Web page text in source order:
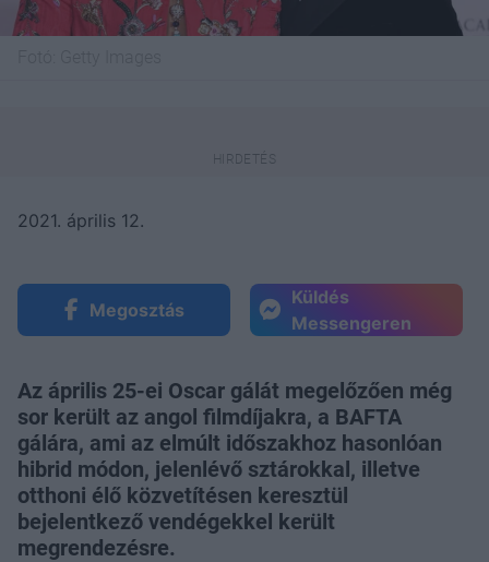
2021. április 12.
Megosztás
Küldés
Messengeren
Az április 25-ei Oscar gálát megelőzően még
sor került az angol filmdíjakra, a BAFTA
gálára, ami az elmúlt időszakhoz hasonlóan
hibrid módon, jelenlévő sztárokkal, illetve
otthoni élő közvetítésen keresztül
bejelentkező vendégekkel került
megrendezésre.